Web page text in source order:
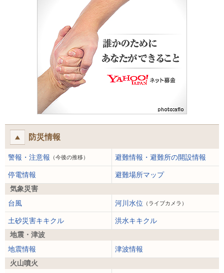
防災情報
警報・注意報 （今後の推移） 避難情報・避難所の開設情報
停電情報
避難場所マップ
気象災害
台風
河川水位 （ライブカメラ）
土砂災害キキクル
洪水キキクル
地震・津波
地震情報
津波情報
火山噴火